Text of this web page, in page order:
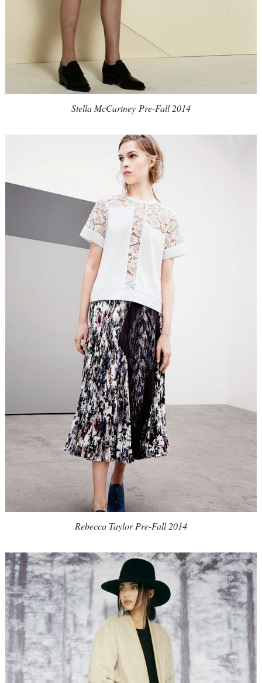
Stella McCartney Pre-Fall 2014
Rebecca Taylor Pre-Fall 2014